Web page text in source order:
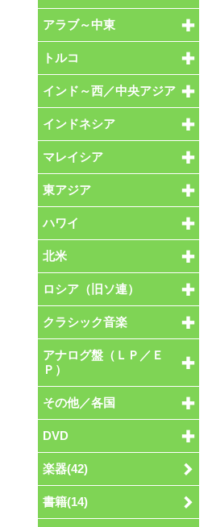
アラブ～中東
トルコ
インド～西／中央アジア
インドネシア
マレイシア
東アジア
ハワイ
北米
ロシア（旧ソ連）
クラシック音楽
アナログ盤（ＬＰ／Ｅ
Ｐ）
その他／各国
DVD
楽器(42)
書籍(14)